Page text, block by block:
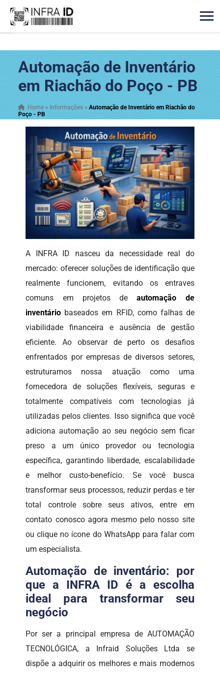
Automação de Inventário
em Riachão do Poço - PB
Home » Informações »Automação de Inventário em Riachão do
Poço - PB
A INFRA ID nasceu da necessidade real do
mercado: oferecer soluções de identificação que
realmente funcionem, evitando os entraves
comuns em projetos deautomação de
inventário baseados em RFID, como falhas de
viabilidade financeira e ausência de gestão
eficiente. Ao observar de perto os desafios
enfrentados por empresas de diversos setores,
estruturamos nossa atuação como uma
fornecedora de soluções flexíveis, seguras e
totalmente compatíveis com tecnologias já
utilizadas pelos clientes. Isso significa que você
adiciona automação ao seu negócio sem ficar
preso a um único provedor ou tecnologia
específica, garantindo liberdade, escalabilidade
e melhor custo-benefício. Se você busca
transformar seus processos, reduzir perdas e ter
total controle sobre seus ativos, entre em
contato conosco agora mesmo pelo nosso site
ou clique no ícone do WhatsApp para falar com
um especialista.
Automação de inventário: por
que a INFRA ID é a escolha
ideal para transformar seu
negócio
Por ser a principal empresa de AUTOMAÇÃO
TECNOLÓGICA, a Infraid Soluções Ltda se
dispõe a adquirir os melhores e mais modernos